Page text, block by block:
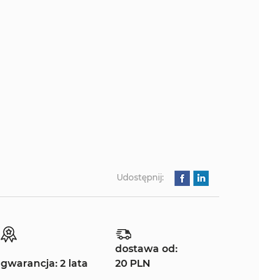
Udostępnij:
gwarancja: 2 lata
dostawa od:
20 PLN